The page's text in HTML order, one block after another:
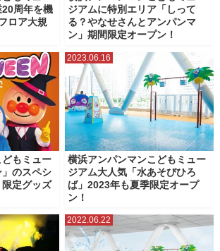
ウォーク 横浜マリンタワー
横浜公園 横浜港大さん橋
ンガ倉庫 水陸両用バス（横浜みなとみらい）
ーク・象の鼻テラス
周年を機
ロア大規
ジアムに特別エリア「しって
る？やなせさんとアンパンマ
ン」期間限定オープン！
もミュー
のスペシ
限定グッズ
2023.06.16
横浜アンパンマンこどもミュー
ジアム大人気「水あそびひろ
ば」2023年も夏季限定オープ
ン！
2022.06.22